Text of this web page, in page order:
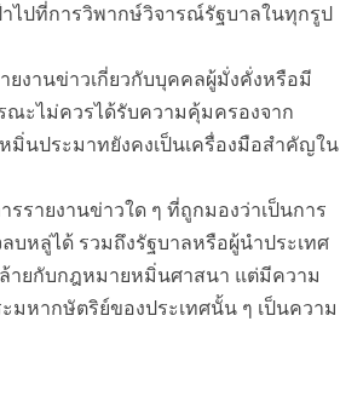
ไปที่การวิพากษ์วิจารณ์รัฐบาลในทุกรูป
ยงานข่าวเกี่ยวกับบุคคลผู้มั่งคั่งหรือมี
ณะไม่ควรได้รับความคุ้มครองจาก
นประมาทยังคงเป็นเครื่องมือสำคัญใน
รายงานข่าวใด ๆ ที่ถูกมองว่าเป็นการ
หลู่ได้ รวมถึงรัฐบาลหรือผู้นำประเทศ
ยกับกฎหมายหมิ่นศาสนา แต่มีความ
มหากษัตริย์ของประเทศนั้น ๆ เป็นความ